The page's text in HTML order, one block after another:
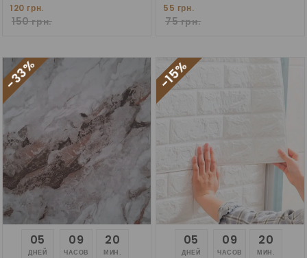
120 грн.
150 грн.
55 грн.
75 грн.
-33%
05
ДНЕЙ
09
ЧАСОВ
20
МИН.
-15%
05
ДНЕЙ
09
ЧАСОВ
20
МИН.